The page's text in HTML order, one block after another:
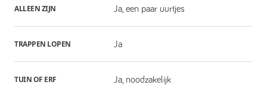
ALLEEN ZIJN Ja, een paar uurtjes
TRAPPEN LOPEN Ja
TUIN OF ERF Ja, noodzakelijk